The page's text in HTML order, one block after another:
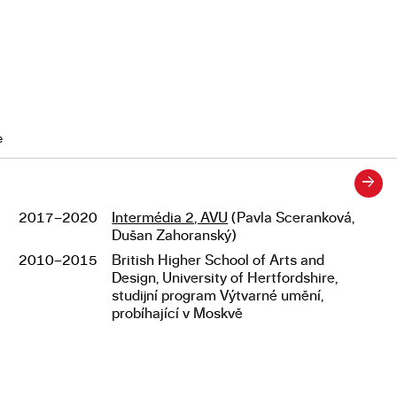
→
Studium
2017–2020 Intermédia 2, AVU (Pavla Sceranková,
Dušan Zahoranský)
2010–2015
British Higher School of Arts and
Design, University of Hertfordshire,
studijní program Výtvarné umění,
probíhající v Moskvě